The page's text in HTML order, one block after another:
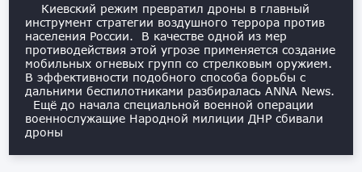
Киевский режим превратил дроны в главный
инструмент стратегии воздушного террора против
населения России. В качестве одной из мер
противодействия этой угрозе применяется создание
мобильных огневых групп со стрелковым оружием.
В эффективности подобного способа борьбы с
дальними беспилотниками разбиралась ANNA News.
Ещё до начала специальной военной операции
военнослужащие Народной милиции ДНР сбивали
дроны